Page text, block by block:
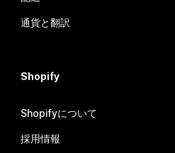
通貨と翻訳
Shopify
Shopifyについて
採用情報